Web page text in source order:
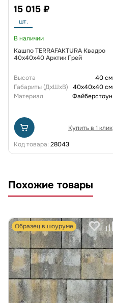
15 015 ₽
шт.
В наличии
Кашпо TERRAFAKTURA Квадро
40x40x40 Арктик Грей
Высота
40 см
Габариты (ДxШxВ)
40x40x40 см
Материал
Файберстоун
Купить в 1 клик
Код товара: 28043
Похожие товары
Образец в шоуруме